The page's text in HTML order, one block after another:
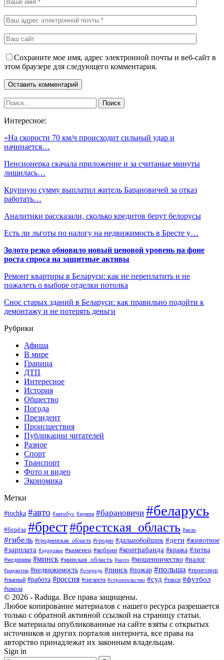
Сохраните мое имя, адрес электронной почты и веб-сайт в
этом браузере для следующего комментария.
Интересное:
«На скорости 70 км/ч происходит сильный удар и
начинается…
Пенсионерка скачала приложение и за считаные минуты
лишилась…
Крупную сумму выплатил житель Барановичей за отказ
работать…
Аналитики рассказали, сколько кредитов берут белорусы
Есть ли льготы по налогу на недвижимость в Бресте у…
Золото резко обновило новый ценовой уровень на фоне
роста спроса на защитные активы
Ремонт квартиры в Беларуси: как не переплатить и не
пожалеть о выборе отделки потолка
Снос старых зданий в Беларуси: как правильно подойти к
демонтажу и не потерять деньги
Рубрики
Афиша
В мире
Граница
ДТП
Интересное
История
Общество
Погода
Президент
Происшествия
Публикации читателей
Разное
Спорт
Транспорт
Фото и видео
Экономика
Метки
#tochka #авто #автобус #армия #барановичи #беларусь
#берёза #брест#брестская_область #вело
#гибель #гродненская_область #гродно #дальнобойщик #дети #животное
#зарплата #здоровье #каменец #кобрин #контрабанда #кража #литва
#медицина #минск #минская_область #мото #мошенничество #налог
#наркотик #недвижимость #очередь #пинск #пожар #польша #приговор
#пьяный #работа #россия #сигарета #строительство #суд #такси #футбол
#школа
© 2026 - Raduga. Все права защищены.
Любое копирование материалов с нашего ресурса разрешается
только с обратной активной ссылкой на страницу статьи.
Все материалы опубликованные на сайте взяты с открытых
источников и других порталов интернета, все права на
авторство принадлежат их законным владельцам.
Sign in